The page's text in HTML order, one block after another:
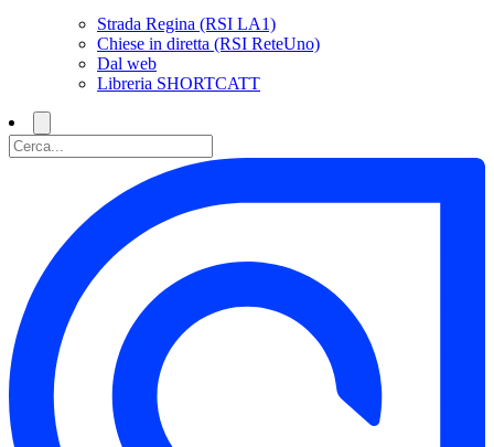
Strada Regina (RSI LA1)
Chiese in diretta (RSI ReteUno)
Dal web
Libreria SHORTCATT